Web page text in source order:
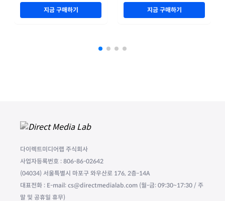
지금 구매하기 지금 구매하기
다이렉트미디어랩 주식회사
사업자등록번호 : 806-86-02642
(04034) 서울특별시 마포구 와우산로 176, 2층-14A
대표전화 : E-mail: cs@directmedialab.com (월-금: 09:30~17:30 / 주
말 및 공휴일 휴무)